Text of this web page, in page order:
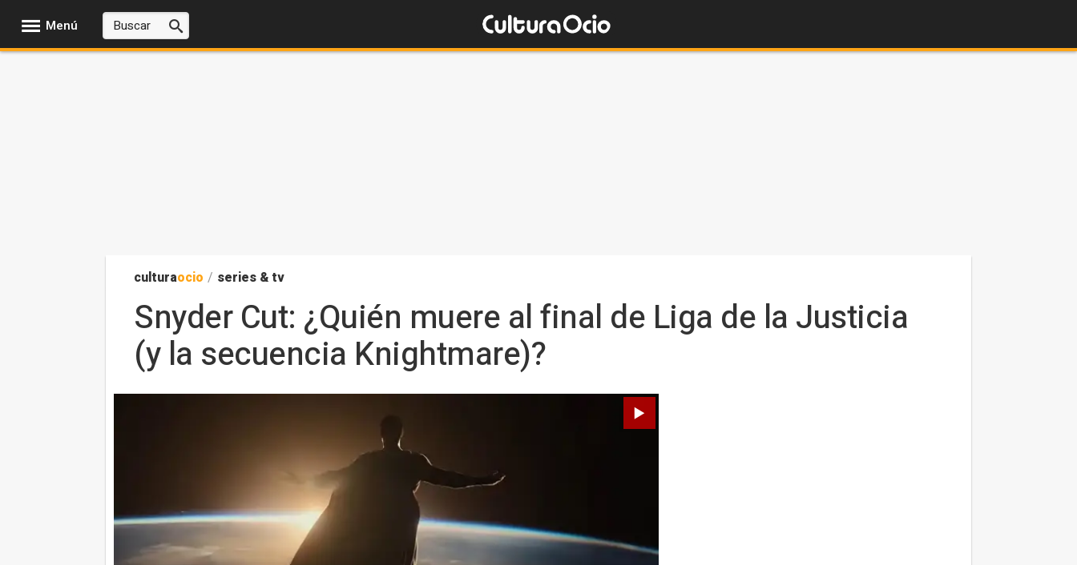
Menú
culturaocio / series & tv
Snyder Cut: ¿Quién muere al final de Liga de la Justicia
(y la secuencia Knightmare)?